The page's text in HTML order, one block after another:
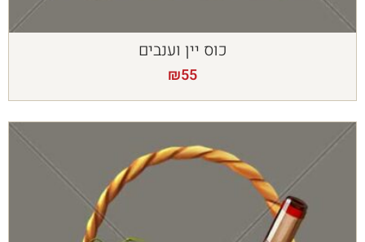
כוס יין וענבים
₪55